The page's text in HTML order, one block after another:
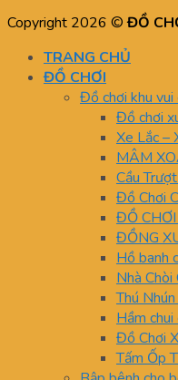
Copyright 2026 ©ĐỒ
TRANG CHỦ
ĐỒ CHƠI
Đồ chơi khu vui
Đồ chơi
Xe Lắc –
MÂM
Cầu
Đồ Chơi
ĐỒ
ĐỒNG
Hồ banh
Nhà Chòi
Thú
Hầm chui
Đồ Chơi
Tấm Ốp